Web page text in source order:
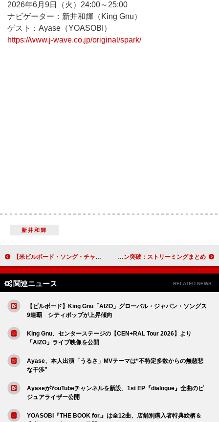
2026年6月9日（火）24:00～25:00
ナビゲーター：新井和輝（King Gnu）
ゲスト：Ayase（YOASOBI）
https://www.j-wave.co.jp/original/spark/
新井和輝
【米ビルボード・ソング・チャート】アリアナ・グランデ、「ヘイト・ザット・アイ・メイド・ユー・ラヴ・ミー」で通算10曲目の1位獲得 BTS／荒井由実／NewJeans／M!LKら、新たに27曲がマイルストーン突破：ストリーミングまとめ
関連ニュース RELATED NEWS
【ビルボード】King Gnu「AIZO」グローバル・ジャパン・ソングス
9連覇 シティポップが上昇傾向
King Gnu、センターステージの【CEN+RAL Tour 2026】より
「AIZO」ライブ映像を公開
Ayase、本人出演「うるさ」MVテーマは“不特定多数からの無慈悲
な干渉”
AyaseがYouTubeチャンネルを新設、1st EP『dialogue』全曲のビ
ジュアライザー公開
YOASOBI『THE BOOK for,』は全12曲、店舗別購入者特典絵柄＆